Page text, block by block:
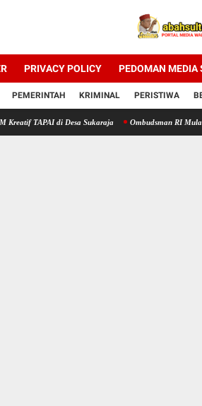
PRIVACY POLICY PEDOMAN MEDIA
PEMERINTAH KRIMINAL PERISTIWA
di Desa Sukaraja Ombudsman RI Mulai